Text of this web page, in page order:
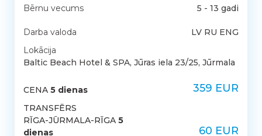
Bērnu vecums
5 - 13 gadi
Darba valoda
LV RU ENG
Lokācija
Baltic Beach Hotel & SPA, Jūras iela 23/25, Jūrmala
CENA 5 dienas 359 EUR
TRANSFĒRS
RĪGA-JŪRMALA-RĪGA 5
dienas
60 EUR